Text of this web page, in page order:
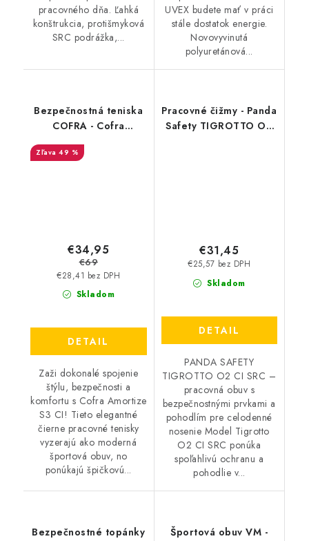
pracovného dňa. Ľahká
konštrukcia, protišmyková
SRC podrážka,...
UVEX budete mať v práci
stále dostatok energie.
Novovyvinutá
polyuretánová...
Bezpečnostná teniska
COFRA - Cofra
Amortize S3 CI -
výpredaj
49 %
Skladom
€28,41 bez DPH
€34,95
€69
DETAIL
Zaži dokonalé spojenie
štýlu, bezpečnosti a
komfortu s Cofra Amortize
S3 CI! Tieto elegantné
čierne pracovné tenisky
vyzerajú ako moderná
športová obuv, no
ponúkajú špičkovú...
Pracovné čižmy - Panda
Safety TIGROTTO O2
Skladom
€25,57 bez DPH
€31,45
DETAIL
PANDA SAFETY
TIGROTTO O2 CI SRC –
pracovná obuv s
bezpečnostnými prvkami a
pohodlím pre celodenné
nosenie Model Tigrotto
O2 CI SRC ponúka
spoľahlivú ochranu a
pohodlie v...
Bezpečnostné topánky
Športová obuv VM -